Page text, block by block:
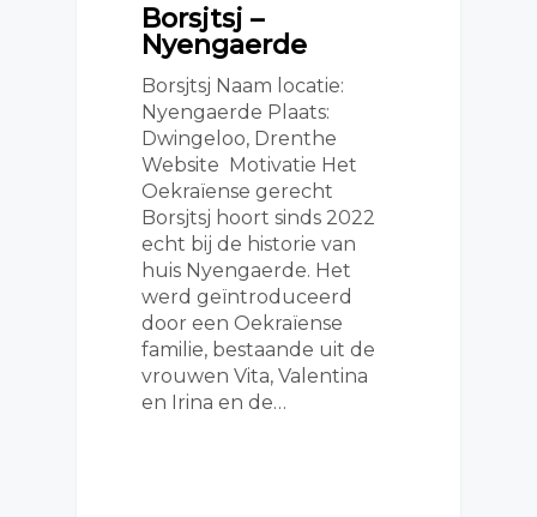
Borsjtsj –
Nyengaerde
Borsjtsj Naam locatie:
Nyengaerde Plaats:
Dwingeloo, Drenthe
Website Motivatie Het
Oekraïense gerecht
Borsjtsj hoort sinds 2022
echt bij de historie van
huis Nyengaerde. Het
werd geïntroduceerd
door een Oekraïense
familie, bestaande uit de
vrouwen Vita, Valentina
en Irina en de…